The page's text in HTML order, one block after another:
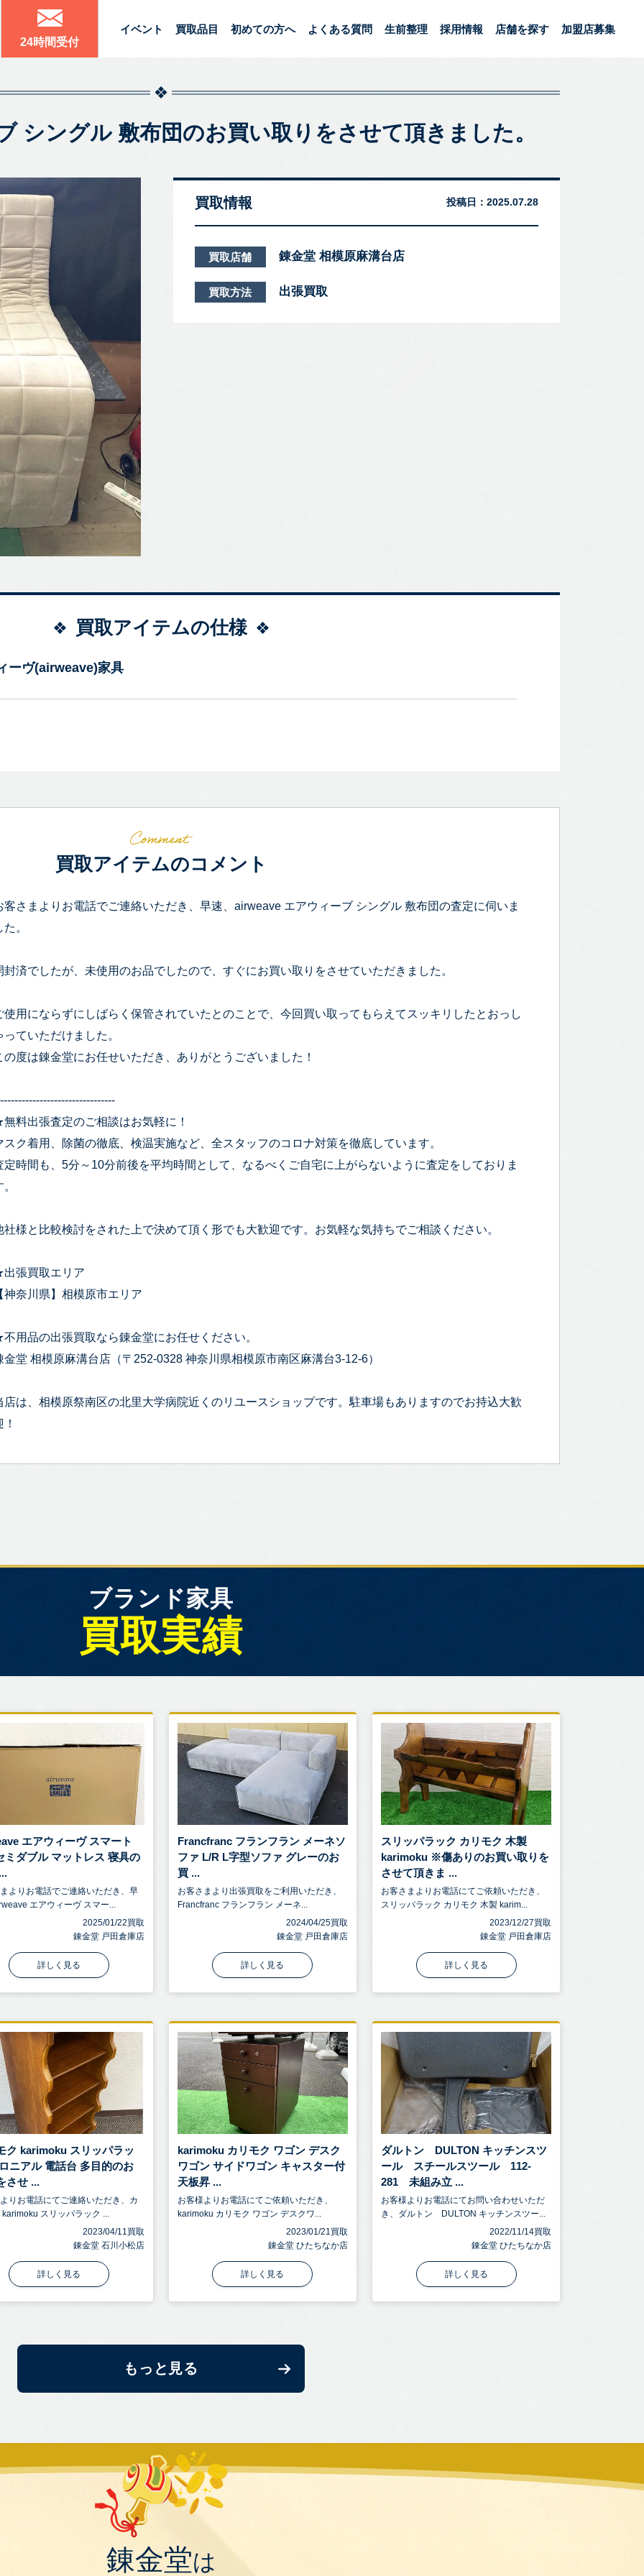
24時間受付
イベント 買取品目 初めての方へ よくある質問 生前整理 採用情報 店舗を探す 加盟店募集
シングル 敷布団のお買い取りをさせて頂きました。
買取情報 投稿日： 2025.07.28
買取店舗 錬金堂 相模原麻溝台店
買取方法 出張買取
買取アイテムの仕様
ーヴ(airweave)家具
買取アイテムのコメント
客さまよりお電話でご連絡いただき、早速、airweave エアウィーブ シングル 敷布団の査定に伺いま
た。
封済でしたが、未使用のお品でしたので、すぐにお買い取りをさせていただきました。
使用にならずにしばらく保管されていたとのことで、今回買い取ってもらえてスッキリしたとおっし
っていただけました。
の度は錬金堂にお任せいただき、ありがとうございました！
料出張査定のご相談はお気軽に！
スク着用、除菌の徹底、検温実施など、全スタッフのコロナ対策を徹底しています。
定時間も、5分～10分前後を平均時間として、なるべくご自宅に上がらないように査定をしておりま
社様と比較検討をされた上で決めて頂く形でも大歓迎です。お気軽な気持ちでご相談ください。
張買取エリア
神奈川県】相模原市エリア
用品の出張買取なら錬金堂にお任せください。
金堂 相模原麻溝台店（〒252-0328 神奈川県相模原市南区麻溝台3-12-6）
店は、相模原祭南区の北里大学病院近くのリユースショップです。駐車場もありますのでお持込大歓
ブランド家具
買取実績
エアウィーヴ スマート
ミダブル マットレス 寝具の
よりお電話でご連絡いただき、早
エアウィーヴ スマー...
2025/01/22買取
錬金堂 戸田倉庫店
詳しく見る
Francfranc フランフラン メーネソ
ファ L/R L字型ソファ グレーのお
買 ...
お客さまより出張買取をご利用いただき、
Francfranc フランフラン メーネ...
2024/04/25買取
錬金堂 戸田倉庫店
詳しく見る
スリッパラック カリモク 木製
karimoku ※傷ありのお買い取りを
させて頂きま ...
お客さまよりお電話にてご依頼いただき、
スリッパラック カリモク 木製 karim...
2023/12/27買取
錬金堂 戸田倉庫店
詳しく見る
ク karimoku スリッパラッ
ニアル 電話台 多目的のお
させ ...
りお電話にてご連絡いただき、カ
karimoku スリッパラック ...
2023/04/11買取
錬金堂 石川小松店
詳しく見る
karimoku カリモク ワゴン デスク
ワゴン サイドワゴン キャスター付
天板昇 ...
お客様よりお電話にてご依頼いただき、
karimoku カリモク ワゴン デスクワ...
2023/01/21買取
錬金堂 ひたちなか店
詳しく見る
ダルトン DULTON キッチンスツ
ール スチールスツール 112-
281 未組み立 ...
お客様よりお電話にてお問い合わせいただ
き、ダルトン DULTON キッチンスツー...
2022/11/14買取
錬金堂 ひたちなか店
詳しく見る
もっと見る
錬金堂は